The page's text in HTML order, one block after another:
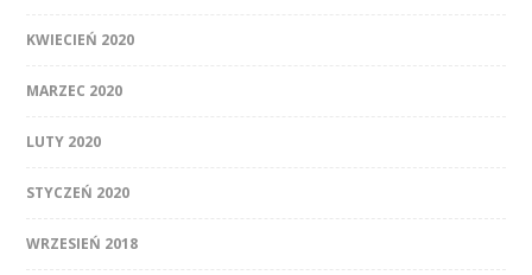
KWIECIEŃ 2020
MARZEC 2020
LUTY 2020
STYCZEŃ 2020
WRZESIEŃ 2018